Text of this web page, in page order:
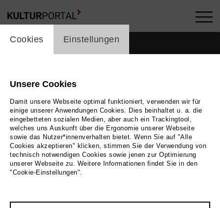
Zurück|Übersicht
cookie_layer
Cookies Einstellungen
Unsere Cookies
Damit unsere Webseite optimal funktioniert, verwenden wir für
einige unserer Anwendungen Cookies. Dies beinhaltet u. a. die
eingebetteten sozialen Medien, aber auch ein Trackingtool,
welches uns Auskunft über die Ergonomie unserer Webseite
sowie das Nutzer*innenverhalten bietet. Wenn Sie auf "Alle
Cookies akzeptieren" klicken, stimmen Sie der Verwendung von
technisch notwendigen Cookies sowie jenen zur Optimierung
unserer Webseite zu. Weitere Informationen findet Sie in den
"Cookie-Einstellungen".